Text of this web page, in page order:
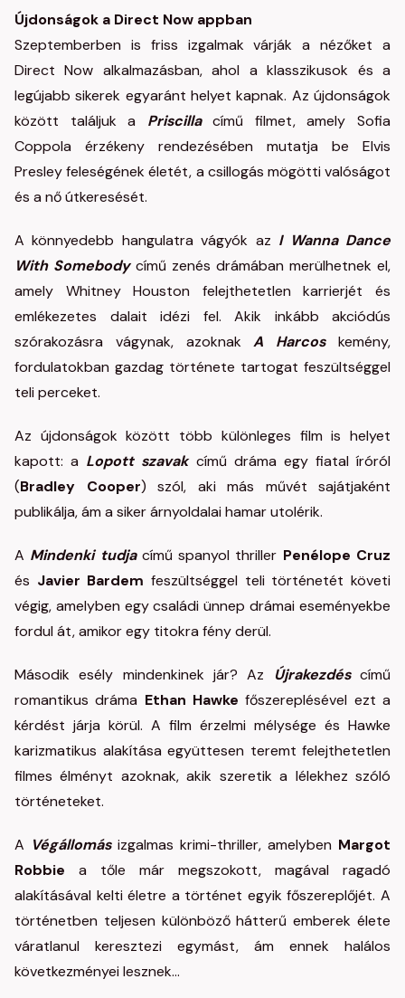
Újdonságok a Direct Now appban
Szeptemberben is friss izgalmak várják a nézőket a
Direct Now alkalmazásban, ahol a klasszikusok és a
legújabb sikerek egyaránt helyet kapnak. Az újdonságok
között találjuk a Priscilla című filmet, amely Sofia
Coppola érzékeny rendezésében mutatja be Elvis
Presley feleségének életét, a csillogás mögötti valóságot
és a nő útkeresését.
A könnyedebb hangulatra vágyók az I Wanna Dance
With Somebodycímű zenés drámában merülhetnek el,
amely Whitney Houston felejthetetlen karrierjét és
emlékezetes dalait idézi fel. Akik inkább akciódús
szórakozásra vágynak, azoknakA Harcos
kemény,
fordulatokban gazdag története tartogat feszültséggel
teli perceket.
Az újdonságok között több különleges film is helyet
kapott: a Lopott szavakcímű dráma egy fiatal íróról
(Bradley Cooper) szól, aki más művét sajátjaként
publikálja, ám a siker árnyoldalai hamar utolérik.
A Mindenki tudjacímű spanyol thriller Penélope Cruz
és Javier Bardem feszültséggel teli történetét követi
végig, amelyben egy családi ünnep drámai eseményekbe
fordul át, amikor egy titokra fény derül.
Második esély mindenkinek jár? Az Újrakezdéscímű
romantikus dráma Ethan Hawke főszereplésével ezt a
kérdést járja körül. A film érzelmi mélysége és Hawke
karizmatikus alakítása együttesen teremt felejthetetlen
filmes élményt azoknak, akik szeretik a lélekhez szóló
történeteket.
A Végállomás izgalmas krimi-thriller, amelyben Margot
Robbie a tőle már megszokott, magával ragadó
alakításával kelti életre a történet egyik főszereplőjét. A
történetben teljesen különböző hátterű emberek élete
váratlanul keresztezi egymást, ám ennek halálos
következményei lesznek...